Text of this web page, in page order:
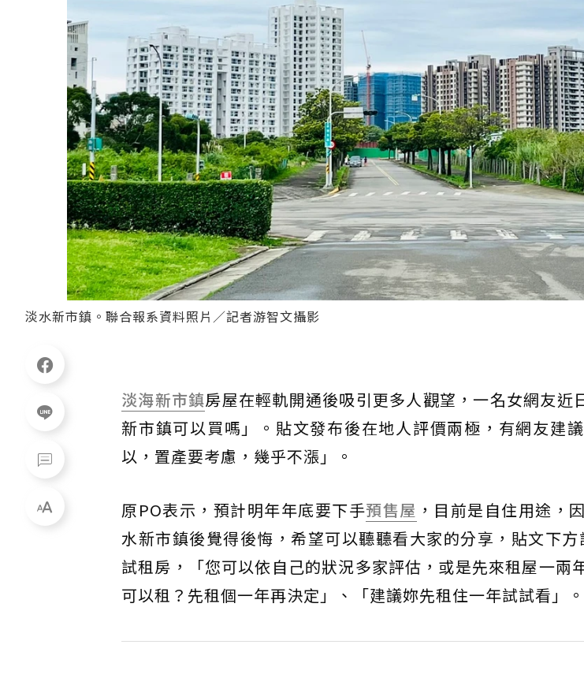
淡水新市鎮。聯合報系資料照片／記者游智文攝影
淡海新市鎮房屋在輕軌開通後吸引更多人觀望，一名女網友近
新市鎮可以買嗎」。貼文發布後在地人評價兩極，有網友建
以，置產要考慮，幾乎不漲」。
原PO表示，預計明年年底要下手預售屋 ，目前是自住用途，
水新市鎮後覺得後悔，希望可以聽聽看大家的分享，貼文下
試租房，「您可以依自己的狀況多家評估，或是先來租屋一兩
可以租？先租個一年再決定」、「建議妳先租住一年試試看」。